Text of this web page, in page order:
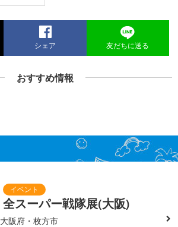
シェア 友だちに送る
おすすめ情報
全スーパー戦隊展(大阪)
大阪府・枚方市